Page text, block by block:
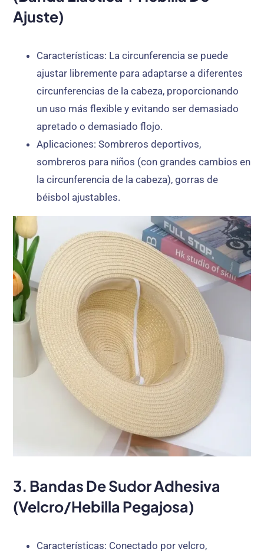
Ajuste)
Características: La circunferencia se puede
ajustar libremente para adaptarse a diferentes
circunferencias de la cabeza, proporcionando
un uso más flexible y evitando ser demasiado
apretado o demasiado flojo.
Aplicaciones: Sombreros deportivos,
sombreros para niños (con grandes cambios en
la circunferencia de la cabeza), gorras de
béisbol ajustables.
3. Bandas De Sudor Adhesiva
(Velcro/hebilla Pegajosa)
Características: Conectado por velcro,